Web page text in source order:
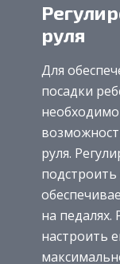
руля
Для
посадки
руля.
подстроить
на педалях.
настроить